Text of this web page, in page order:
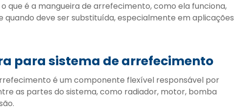
que é a mangueira de arrefecimento, como ela funciona,
quando deve ser substituída, especialmente em aplicações
para sistema de arrefecimento
é um componente flexível responsável por
as partes do sistema, como radiador, motor, bomba